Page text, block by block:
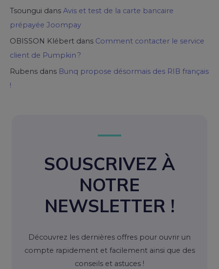
Tsoungui dans Avis et test de la carte bancaire
prépayée Joompay
OBISSON Klébert dans Comment contacter le service
client de Pumpkin ?
Rubens dans Bunq propose désormais des RIB français
!
SOUSCRIVEZ À
NOTRE
NEWSLETTER !
Découvrez les dernières offres pour ouvrir un
compte rapidement et facilement ainsi que des
conseils et astuces !